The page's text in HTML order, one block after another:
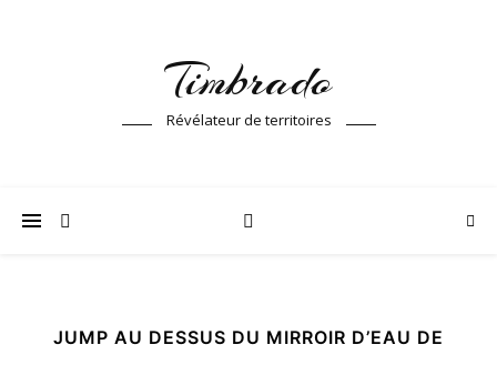
Timbrado
Révélateur de territoires
JUMP AU DESSUS DU MIRROIR D’EAU DE